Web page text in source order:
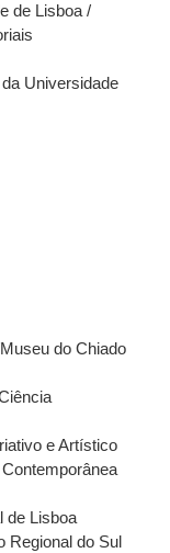
de Lisboa /
Universidade
do Chiado
e Artístico
de Lisboa
Regional do Sul